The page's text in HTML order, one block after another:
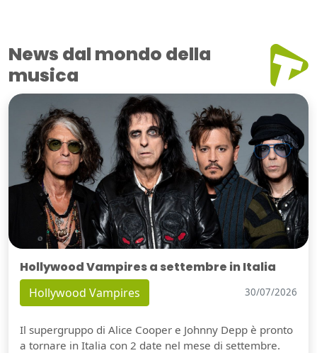
News dal mondo della
musica
Hollywood Vampires a settembre in Italia
Hollywood Vampires 30/07/2026
Il supergruppo di Alice Cooper e Johnny Depp è pronto
a tornare in Italia con 2 date nel mese di settembre.